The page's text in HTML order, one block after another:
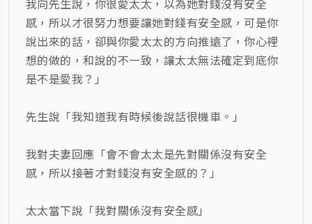
我向先生說，你很愛太太，以為她對錢沒有安全
感，所以才很努力想要讓她對錢有安全感，可是你
說出來的話，卻與你愛太太的方向推遠了，你心裡
想的做的，和說的不一致，讓太太無法確定到底你
是不是愛我？」
先生說「我知道我有時候後說話很機車。」
我對夫妻回應「會不會太太是先對關係沒有安全
感，所以接著才對錢沒有安全感的？」
太太當下說「我對關係沒有安全感」